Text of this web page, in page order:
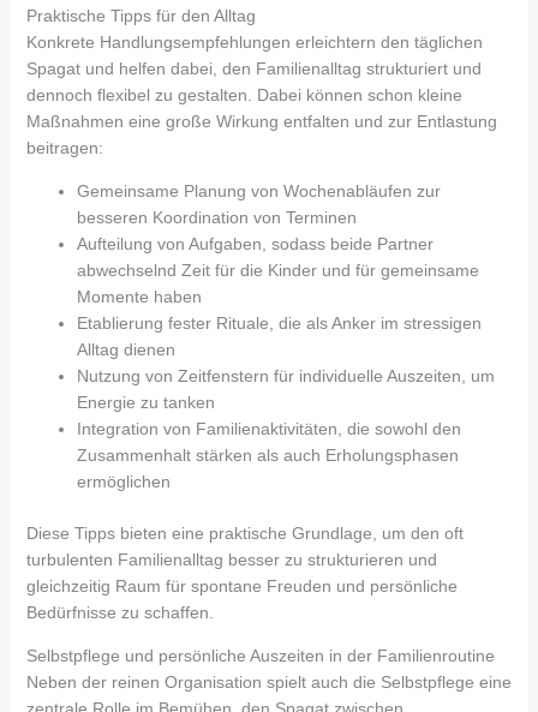
Praktische Tipps für den Alltag
Konkrete Handlungsempfehlungen erleichtern den täglichen
Spagat und helfen dabei, den Familienalltag strukturiert und
dennoch flexibel zu gestalten. Dabei können schon kleine
Maßnahmen eine große Wirkung entfalten und zur Entlastung
beitragen:
Gemeinsame Planung von Wochenabläufen zur
besseren Koordination von Terminen
Aufteilung von Aufgaben, sodass beide Partner
abwechselnd Zeit für die Kinder und für gemeinsame
Momente haben
Etablierung fester Rituale, die als Anker im stressigen
Alltag dienen
Nutzung von Zeitfenstern für individuelle Auszeiten, um
Energie zu tanken
Integration von Familienaktivitäten, die sowohl den
Zusammenhalt stärken als auch Erholungsphasen
ermöglichen
Diese Tipps bieten eine praktische Grundlage, um den oft
turbulenten Familienalltag besser zu strukturieren und
gleichzeitig Raum für spontane Freuden und persönliche
Bedürfnisse zu schaffen.
Selbstpflege und persönliche Auszeiten in der Familienroutine
Neben der reinen Organisation spielt auch die Selbstpflege eine